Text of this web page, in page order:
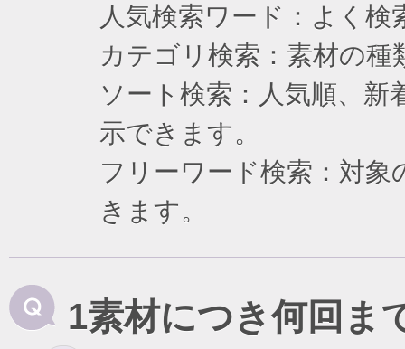
人気検索ワード：よく
カテゴリ検索：素材の
ソート検索：人気順、
示できます。
フリーワード検索：対
きます。
1素材につき何回ま